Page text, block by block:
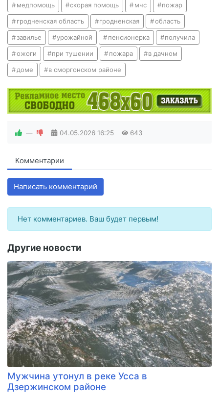
медпомощь скорая помощь мчс пожар
гродненская область гродненская область
завилье урожайной пенсионерка получила
ожоги при тушении пожара в дачном
доме в сморгонском районе
— 04.05.2026 16:25 643
Комментарии
Написать комментарий
Нет комментариев. Ваш будет первым!
Другие новости
Мужчина утонул в реке Усса в
Дзержинском районе